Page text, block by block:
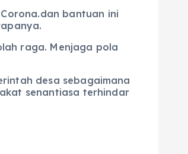
bantuan ini
raga. Menjaga pola
desa sebagaimana
senantiasa terhindar